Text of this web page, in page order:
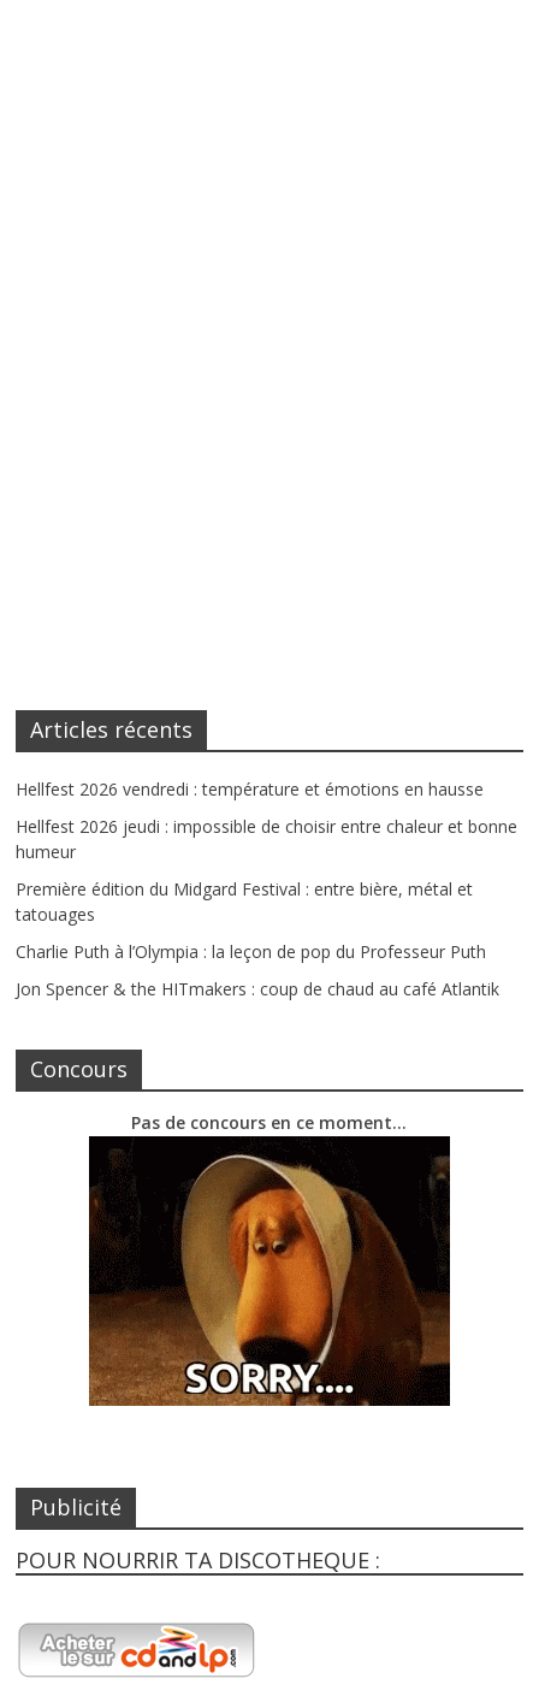
Articles récents
Hellfest 2026 vendredi : température et émotions en hausse
Hellfest 2026 jeudi : impossible de choisir entre chaleur et bonne
humeur
Première édition du Midgard Festival : entre bière, métal et
tatouages
Charlie Puth à l’Olympia : la leçon de pop du Professeur Puth
Jon Spencer & the HITmakers : coup de chaud au café Atlantik
Concours
Pas de concours en ce moment…
Publicité
POUR NOURRIR TA DISCOTHEQUE :